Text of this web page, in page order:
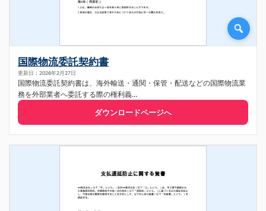
国際物流委託契約書
更新日：2026年2月27日
国際物流委託契約書は、海外輸送・通関・保管・配送などの国際物流業
務を外部業者へ委託する際の権利義...
ダウンロードページへ